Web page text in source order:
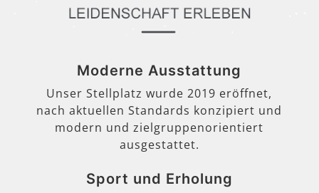
Moderne Ausstattung
Unser Stellplatz wurde 2019 eröffnet,
nach aktuellen Standards konzipiert und
modern und zielgruppenorientiert
ausgestattet.
Sport und Erholung